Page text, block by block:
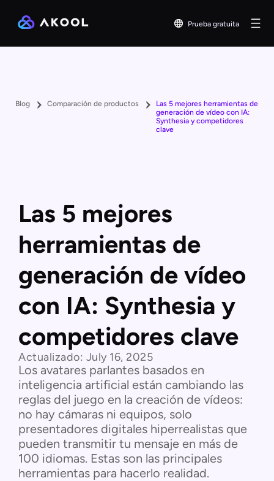
Prueba gratuita
Blog Comparación de productos
Las 5 mejores herramientas de
generación de vídeo con IA:
Synthesia y competidores
clave
Las 5 mejores
herramientas de
generación de vídeo
con IA: Synthesia y
competidores clave
Actualizado: July 16, 2025
Los avatares parlantes basados en
inteligencia artificial están cambiando las
reglas del juego en la creación de vídeos:
no hay cámaras ni equipos, solo
presentadores digitales hiperrealistas que
pueden transmitir tu mensaje en más de
100 idiomas. Estas son las principales
herramientas para hacerlo realidad.